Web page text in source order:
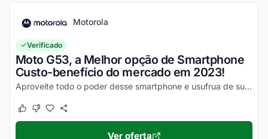
Motorola
Verificado
Moto G53, a Melhor opção de Smartphone
Custo-benefício do mercado em 2023!
Aproveite todo o poder desse smartphone e usufrua de suas vantagens por valores a partir de R$1500!
Este cupom funcionou
Este cupom não funcionou
Ver oferta